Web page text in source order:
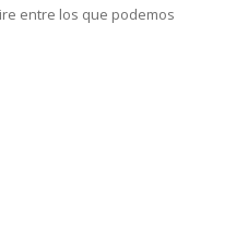
entre los que podemos